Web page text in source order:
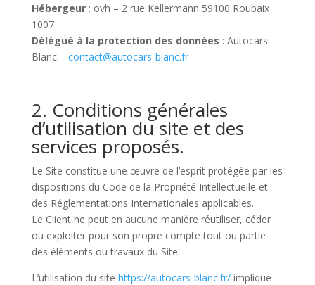
Hébergeur: ovh – 2 rue Kellermann 59100 Roubaix
1007
Délégué à la protection des données : Autocars
Blanc – contact@autocars-blanc.fr
2. Conditions générales
d’utilisation du site et des
services proposés.
Le Site constitue une œuvre de l’esprit protégée par les
dispositions du Code de la Propriété Intellectuelle et
des Réglementations Internationales applicables.
Le Client ne peut en aucune manière réutiliser, céder
ou exploiter pour son propre compte tout ou partie
des éléments ou travaux du Site.
L’utilisation du site https://autocars-blanc.fr/implique